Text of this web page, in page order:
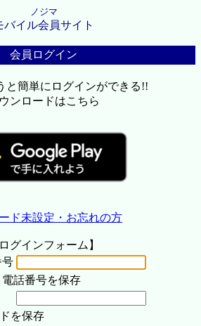
ノジマ
バイル会員サイト
会員ログイン
と簡単にログインができる!!
ンロードはこちら
ド未設定・お忘れの方
ログインフォーム】
号
電話番号を保存
を保存